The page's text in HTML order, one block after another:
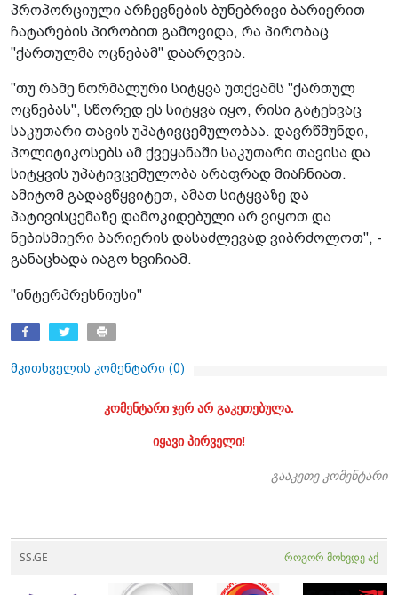
პროპორციული არჩევნების ბუნებრივი ბარიერით
ჩატარების პირობით გამოვიდა, რა პირობაც
"ქართულმა ოცნებამ" დაარღვია.
"თუ რამე ნორმალური სიტყვა უთქვამს "ქართულ
ოცნებას", სწორედ ეს სიტყვა იყო, რისი გატეხვაც
საკუთარი თავის უპატივცემულობაა. დავრწმუნდი,
პოლიტიკოსებს ამ ქვეყანაში საკუთარი თავისა და
სიტყვის უპატივცემულობა არაფრად მიაჩნიათ.
ამიტომ გადავწყვიტეთ, ამათ სიტყვაზე და
პატივისცემაზე დამოკიდებული არ ვიყოთ და
ნებისმიერი ბარიერის დასაძლევად ვიბრძოლოთ", -
განაცხადა იაგო ხვიჩიამ.
"ინტერპრესნიუსი"
მკითხველის კომენტარი (0)
კომენტარი ჯერ არ გაკეთებულა.
იყავი პირველი!
გააკეთე კომენტარი
SS.GE როგორ მოხვდე აქ